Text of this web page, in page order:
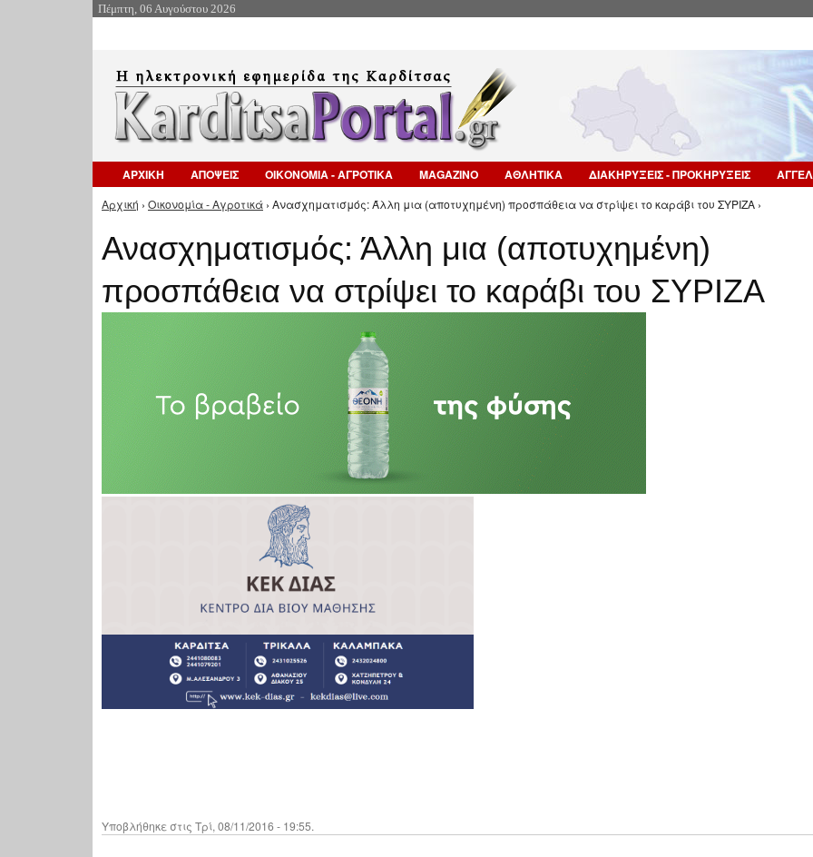
Πέμπτη, 06 Αυγούστου 2026
ΑΡΧΙΚΗ ΑΠΟΨΕΙΣ ΟΙΚΟΝΟΜΙΑ - ΑΓΡΟΤΙΚΑ MAGAZINO ΑΘΛΗΤΙΚΑ ΔΙΑΚΗΡΥΞΕΙΣ - ΠΡΟΚΗΡΥΞΕΙΣ
Είστε εδώ
Αρχική › Οικονομία - Αγροτικά › Ανασχηματισμός: Άλλη μια (αποτυχημένη) προσπάθεια να στρίψει το καράβι του ΣΥΡΙΖΑ ›
Ανασχηματισμός: Άλλη μια (αποτυχημένη)
προσπάθεια να στρίψει το καράβι του ΣΥΡΙΖΑ
Υποβλήθηκε στις Τρί, 08/11/2016 - 19:55.